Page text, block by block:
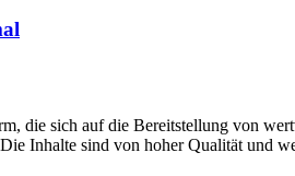
die sich auf die Bereitstellung von
Inhalte sind von hoher Qualität und